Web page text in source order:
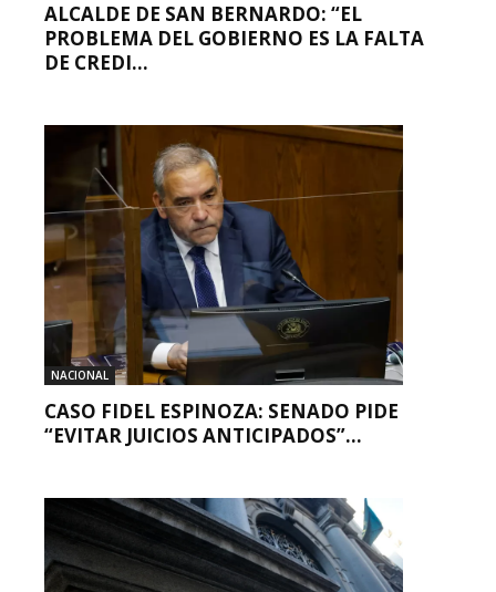
ALCALDE DE SAN BERNARDO: “EL
PROBLEMA DEL GOBIERNO ES LA FALTA
DE CREDI...
NACIONAL
CASO FIDEL ESPINOZA: SENADO PIDE
“EVITAR JUICIOS ANTICIPADOS”...